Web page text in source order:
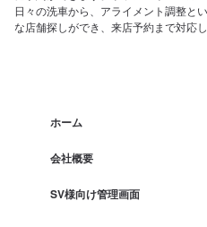
日々の洗車から、アライメント調整と
な店舗探しができ、来店予約まで対応し
ホーム
会社概要
SV様向け管理画面